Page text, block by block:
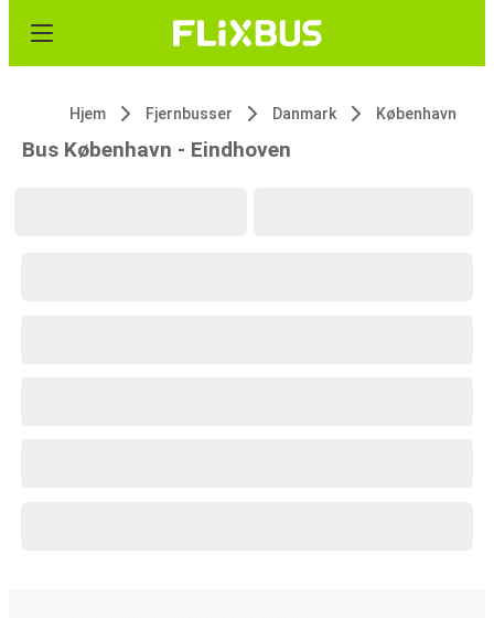
Hjem Fjernbusser Danmark København
Bus København - Eindhoven